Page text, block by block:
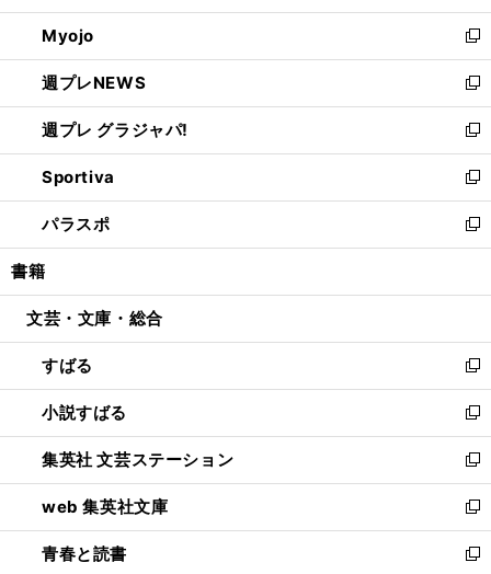
開
く
ウ
で
開
く
ン
ド
ウ
で
開
く
ウ
ィ
ン
ド
ウ
で
開
く
Myojo
新
し
い
ウ
ィ
ン
ド
ウ
で
開
週プレNEWS
新
し
い
ウ
ィ
ン
ド
ウ
開
週プレ グラジャパ!
新
し
い
ウ
ィ
ン
ウ
開
く
Sportiva
新
し
い
ウ
ン
ウ
で
開
く
パラスポ
新
し
ウ
ン
ド
ウ
で
開
く
書籍
文芸・文庫・総合
すばる
新
し
い
ウ
ィ
ン
ド
ウ
で
小説すばる
新
し
い
ウ
ィ
ン
ド
集英社 文芸ステーション
新
し
い
ウ
ィ
web 集英社文庫
新
し
い
青春と読書
新